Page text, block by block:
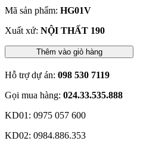
Mã sản phẩm: HG01V
Xuất xứ: NỘI THẤT 190
Thêm vào giỏ hàng
Hỗ trợ dự án: 098 530 7119
Gọi mua hàng: 024.33.535.888
KD01: 0975 057 600
KD02: 0984.886.353